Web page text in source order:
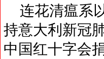
连花清瘟系
持意大利新冠
中国红十字会